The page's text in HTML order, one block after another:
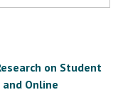
on Student
and Online